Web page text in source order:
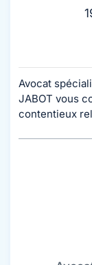
Avocat
JABOT vous
contentieux